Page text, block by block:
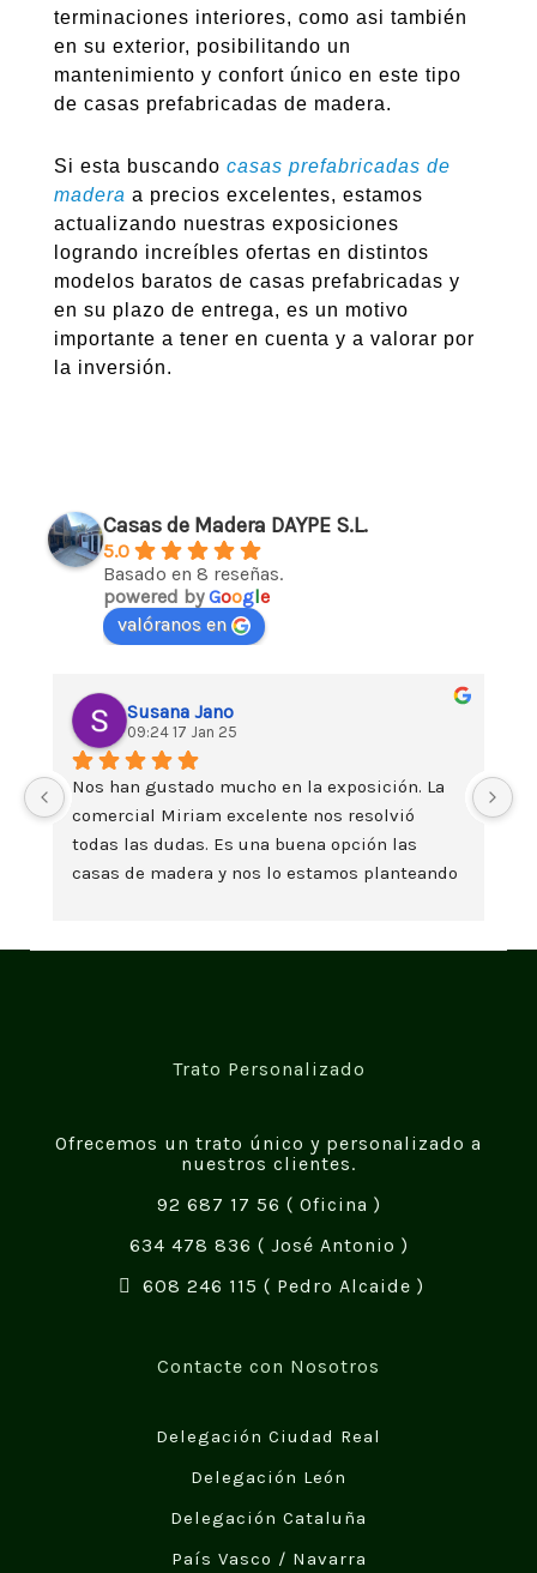
terminaciones interiores, como asi también
en su exterior, posibilitando un
mantenimiento y confort único en este tipo
de casas prefabricadas de madera.
Si esta buscando casas prefabricadas de
madera a precios excelentes, estamos
actualizando nuestras exposiciones
logrando increíbles ofertas en distintos
modelos baratos de casas prefabricadas y
en su plazo de entrega, es un motivo
importante a tener en cuenta y a valorar por
la inversión.
Casas de Madera DAYPE S.L.
5.0
Basado en 8 reseñas.
powered byGoogle
valóranos en
Susana Jano
09:24 17 Jan 25
Nos han gustado mucho en la exposición. La
comercial Miriam excelente nos resolvió
todas las dudas. Es una buena opción las
casas de madera y nos lo estamos planteando
Trato Personalizado
Ofrecemos un trato único y personalizado a
nuestros clientes.
92 687 17 56 ( Oficina )
634 478 836 ( José Antonio )
608 246 115 ( Pedro Alcaide )
Contacte con Nosotros
Delegación Ciudad Real
Delegación León
Delegación Cataluña
País Vasco / Navarra